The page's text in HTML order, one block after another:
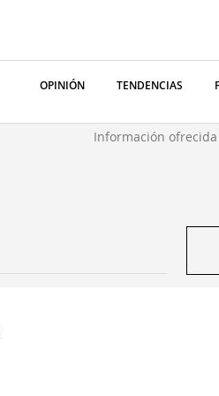
OPINIÓN TENDENCIAS
Información